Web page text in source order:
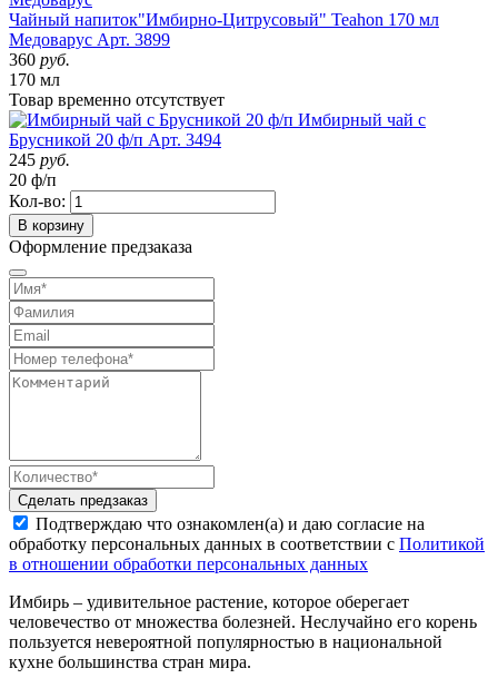
Чайный напиток"Имбирно-Цитрусовый" Teahon 170 мл
Медоварус Арт. 3899
360 руб.
170 мл
Товар временно отсутствует
Имбирный чай с
Брусникой 20 ф/п Арт. 3494
245 руб.
20 ф/п
Кол-во:
В корзину
Оформление предзаказа
Сделать предзаказ
Подтверждаю что ознакомлен(а) и даю согласие на
обработку персональных данных в соответствии с Политикой
в отношении обработки персональных данных
Имбирь – удивительное растение, которое оберегает
человечество от множества болезней. Неслучайно его корень
пользуется невероятной популярностью в национальной
кухне большинства стран мира.